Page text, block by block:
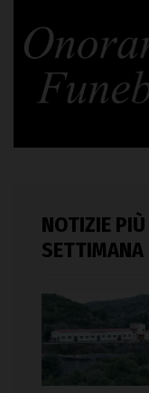
NOTIZIE
SETTIMANA